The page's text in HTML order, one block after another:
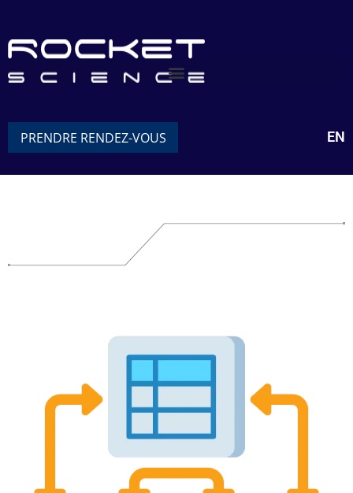
PRENDRE RENDEZ-VOUS EN